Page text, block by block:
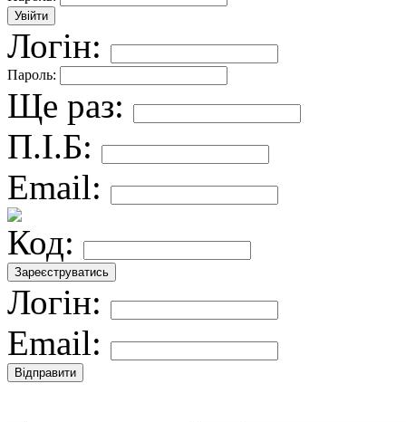
Логін:
Пароль:
Ще раз:
П.І.Б:
Email:
Код:
Логін:
Email: